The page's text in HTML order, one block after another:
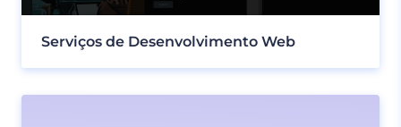
Serviços de Desenvolvimento Web